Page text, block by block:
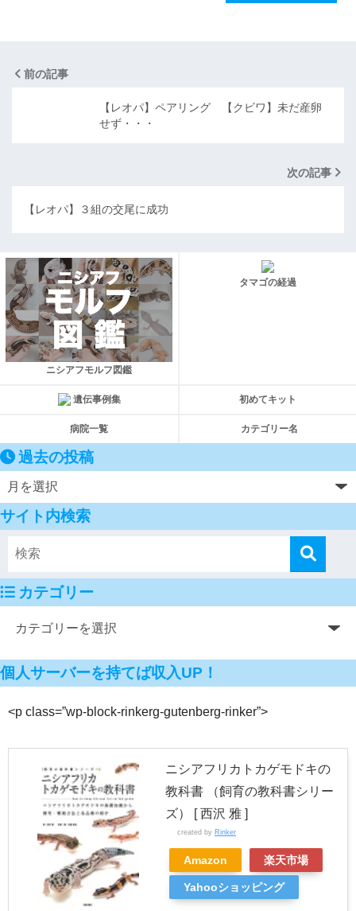
前の記事
【レオパ】ペアリング 【クビワ】未だ産卵
せず・・・
次の記事
【レオパ】３組の交尾に成功
ニシアフモルフ図鑑
タマゴの経過
遺伝事例集 初めてキット
病院一覧 カテゴリー名
過去の投稿
サイト内検索
カテゴリー
個人サーバーを持てば収入UP！
<p class=”wp-block-rinkerg-gutenberg-rinker”>
ニシアフリカトカゲモドキの
教科書 （飼育の教科書シリー
ズ） [ 西沢 雅 ]
created by Rinker
Amazon 楽天市場
Yahooショッピング